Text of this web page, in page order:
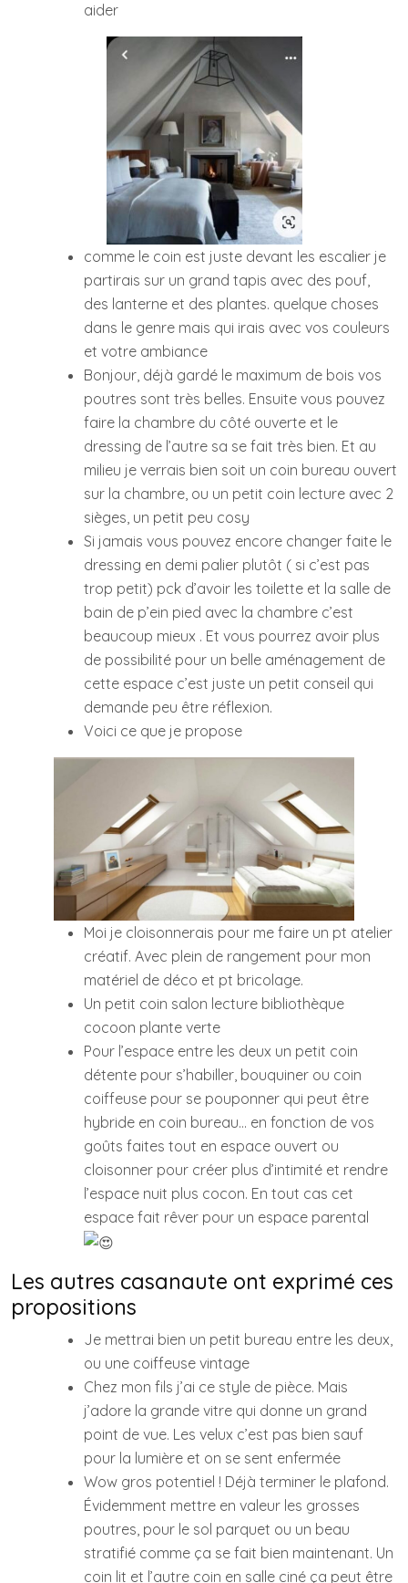
aider
comme le coin est juste devant les escalier je
partirais sur un grand tapis avec des pouf,
des lanterne et des plantes. quelque choses
dans le genre mais qui irais avec vos couleurs
et votre ambiance
Bonjour, déjà gardé le maximum de bois vos
poutres sont très belles. Ensuite vous pouvez
faire la chambre du côté ouverte et le
dressing de l’autre sa se fait très bien. Et au
milieu je verrais bien soit un coin bureau ouvert
sur la chambre, ou un petit coin lecture avec 2
sièges, un petit peu cosy
Si jamais vous pouvez encore changer faite le
dressing en demi palier plutôt ( si c’est pas
trop petit) pck d’avoir les toilette et la salle de
bain de p’ein pied avec la chambre c’est
beaucoup mieux . Et vous pourrez avoir plus
de possibilité pour un belle aménagement de
cette espace c’est juste un petit conseil qui
demande peu être réflexion.
Voici ce que je propose
Moi je cloisonnerais pour me faire un pt atelier
créatif. Avec plein de rangement pour mon
matériel de déco et pt bricolage.
Un petit coin salon lecture bibliothèque
cocoon plante verte
Pour l’espace entre les deux un petit coin
détente pour s’habiller, bouquiner ou coin
coiffeuse pour se pouponner qui peut être
hybride en coin bureau… en fonction de vos
goûts faites tout en espace ouvert ou
cloisonner pour créer plus d’intimité et rendre
l’espace nuit plus cocon. En tout cas cet
espace fait rêver pour un espace parental
Les autres casanaute ont exprimé ces
propositions
Je mettrai bien un petit bureau entre les deux,
ou une coiffeuse vintage
Chez mon fils j’ai ce style de pièce. Mais
j’adore la grande vitre qui donne un grand
point de vue. Les velux c’est pas bien sauf
pour la lumière et on se sent enfermée
Wow gros potentiel ! Déjà terminer le plafond.
Évidemment mettre en valeur les grosses
poutres, pour le sol parquet ou un beau
stratifié comme ça se fait bien maintenant. Un
coin lit et l’autre coin en salle ciné ça peut être